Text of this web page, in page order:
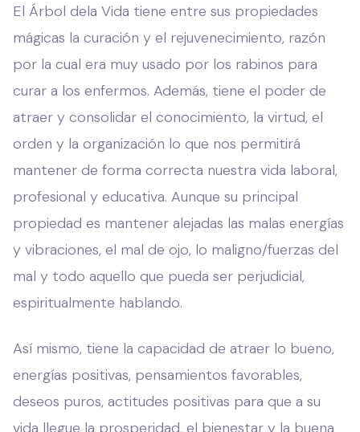
El Árbol dela Vida tiene entre sus propiedades
mágicas la curación y el rejuvenecimiento, razón
por la cual era muy usado por los rabinos para
curar a los enfermos. Además, tiene el poder de
atraer y consolidar el conocimiento, la virtud, el
orden y la organización lo que nos permitirá
mantener de forma correcta nuestra vida laboral,
profesional y educativa. Aunque su principal
propiedad es mantener alejadas las malas energías
y vibraciones, el mal de ojo, lo maligno/fuerzas del
mal y todo aquello que pueda ser perjudicial,
espiritualmente hablando.
Así mismo, tiene la capacidad de atraer lo bueno,
energías positivas, pensamientos favorables,
deseos puros, actitudes positivas para que a su
vida llegue la prosperidad, el bienestar y la buena